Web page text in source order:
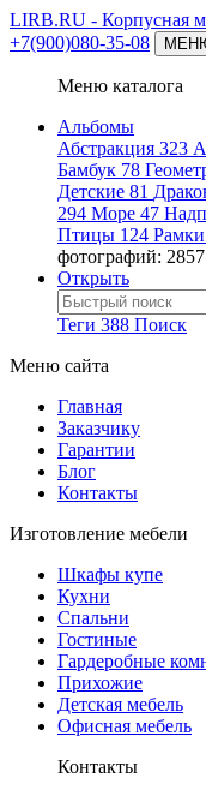
LIRB.RU - Корпусная
+7(900)080-35-08
Меню каталога
Альбомы
Абстракция 323
Бамбук 78
Детские 81
294 Море 47
Птицы 124 Рамки
фотографий: 2857
Открыть
Теги 388 Поиск
Меню сайта
Главная
Заказчику
Гарантии
Блог
Контакты
Изготовление мебели
Шкафы купе
Кухни
Спальни
Гостиные
Гардеробные
Прихожие
Детская мебель
Офисная мебель
Контакты